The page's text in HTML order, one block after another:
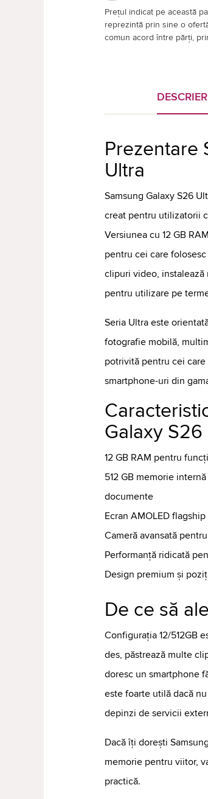
Prețul indicat pe această
reprezintă prin sine o
comun acord între părți,
Prezentare
Ultra
Samsung Galaxy S26
creat pentru utilizatorii
Versiunea cu 12 GB
pentru cei care
clipuri video,
pentru utilizare pe
Seria Ultra este
fotografie mobilă,
potrivită pentru cei
smartphone-uri din
Galaxy S26
12 GB RAM pentru
512 GB memorie
documente
Ecran AMOLED
Cameră avansată
Performanță ridicată
Design premium și
De ce să
Configurația 12/512GB
des, păstrează multe
doresc un smartphone
este foarte utilă dacă
depinzi de servicii
Dacă îți dorești
memorie pentru viitor,
practică.